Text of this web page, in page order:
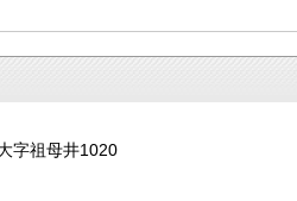
字祖母井1020